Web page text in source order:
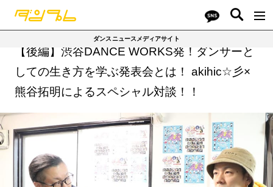
ダンスニュースメディアサイト
【後編】渋谷DANCE WORKS発！ダンサーと
しての生き方を学ぶ発表会とは！ akihic☆彡×
熊谷拓明によるスペシャル対談！！